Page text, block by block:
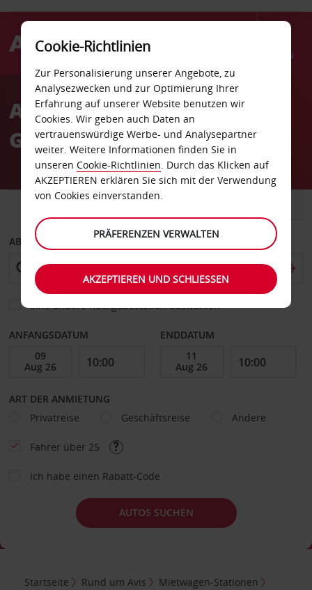
Menü
AvisAutovermietung Agen La
Garenne Flughafen
ABHOLEN VON
Eine andere Rückgabestation auswählen
ANFANGSDATUM ENDDATUM
ART DER ANMIETUNG
Privatreise
Geschäftsreise Andere
Fahrer über 25
Ich habe einen Rabatt-Code
AUTOS SUCHEN
Startseite Rund um Avis
Mietwagen-Stationen
Cookie-Richtlinien
Zur Personalisierung unserer Angebote, zu
Analysezwecken und zur Optimierung Ihrer
Erfahrung auf unserer Website benutzen wir
Cookies. Wir geben auch Daten an
vertrauenswürdige Werbe- und Analysepartner
weiter. Weitere Informationen finden Sie in
unseren Cookie-Richtlinien. Durch das Klicken auf
AKZEPTIEREN erklären Sie sich mit der Verwendung
von Cookies einverstanden.
PRÄFERENZEN VERWALTEN
AKZEPTIEREN UND SCHLIESSEN